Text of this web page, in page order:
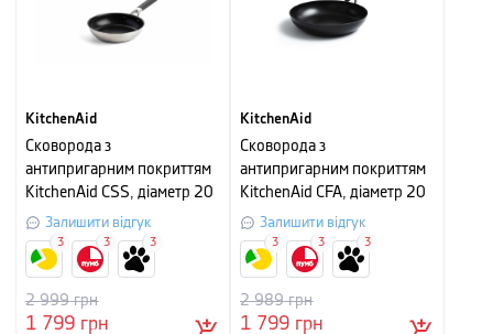
KitchenAid
Сковорода з
антипригарним покриттям
KitchenAid CSS, діаметр 20
см, сріблястий з чорним
Залишити відгук
1 799 грн
2 999грн
3 3 3
KitchenAid
Сковорода з
антипригарним покриттям
KitchenAid CFA, діаметр 20
см, чорний
Залишити відгук
1 799 грн
2 989грн
3 3 3